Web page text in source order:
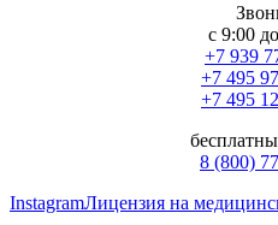
с 9:00
+7 939
+7 495
+7 495
8 (800)
InstagramЛицензия на